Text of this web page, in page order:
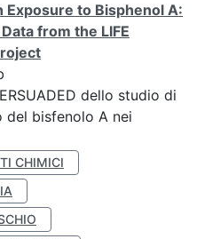
Exposure to Bisphenol A:
from the LIFE
dello studio di
del bisfenolo A nei
CHIMICI